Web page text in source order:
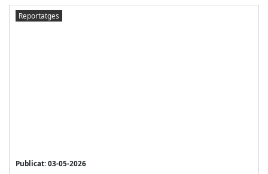
Reportatges
Publicat: 03-05-2026